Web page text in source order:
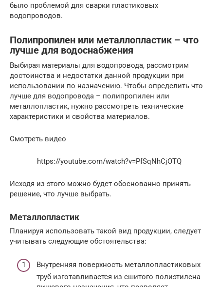
было проблемой для сварки пластиковых
водопроводов.
Полипропилен или металлопластик – что
лучше для водоснабжения
Выбирая материалы для водопровода, рассмотрим
достоинства и недостатки данной продукции при
использовании по назначению. Чтобы определить что
лучше для водопровода – полипропилен или
металлопластик, нужно рассмотреть технические
характеристики и свойства материалов.
Смотреть видео
https://youtube.com/watch?v=PfSqNhCjOTQ
Исходя из этого можно будет обоснованно принять
решение, что лучше выбрать.
Металлопластик
Планируя использовать такой вид продукции, следует
учитывать следующие обстоятельства:
Внутренняя поверхность металлопластиковых
труб изготавливается из сшитого полиэтилена